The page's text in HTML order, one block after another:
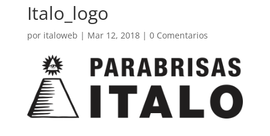
Italo_logo
por italoweb | Mar 12, 2018| 0 Comentarios